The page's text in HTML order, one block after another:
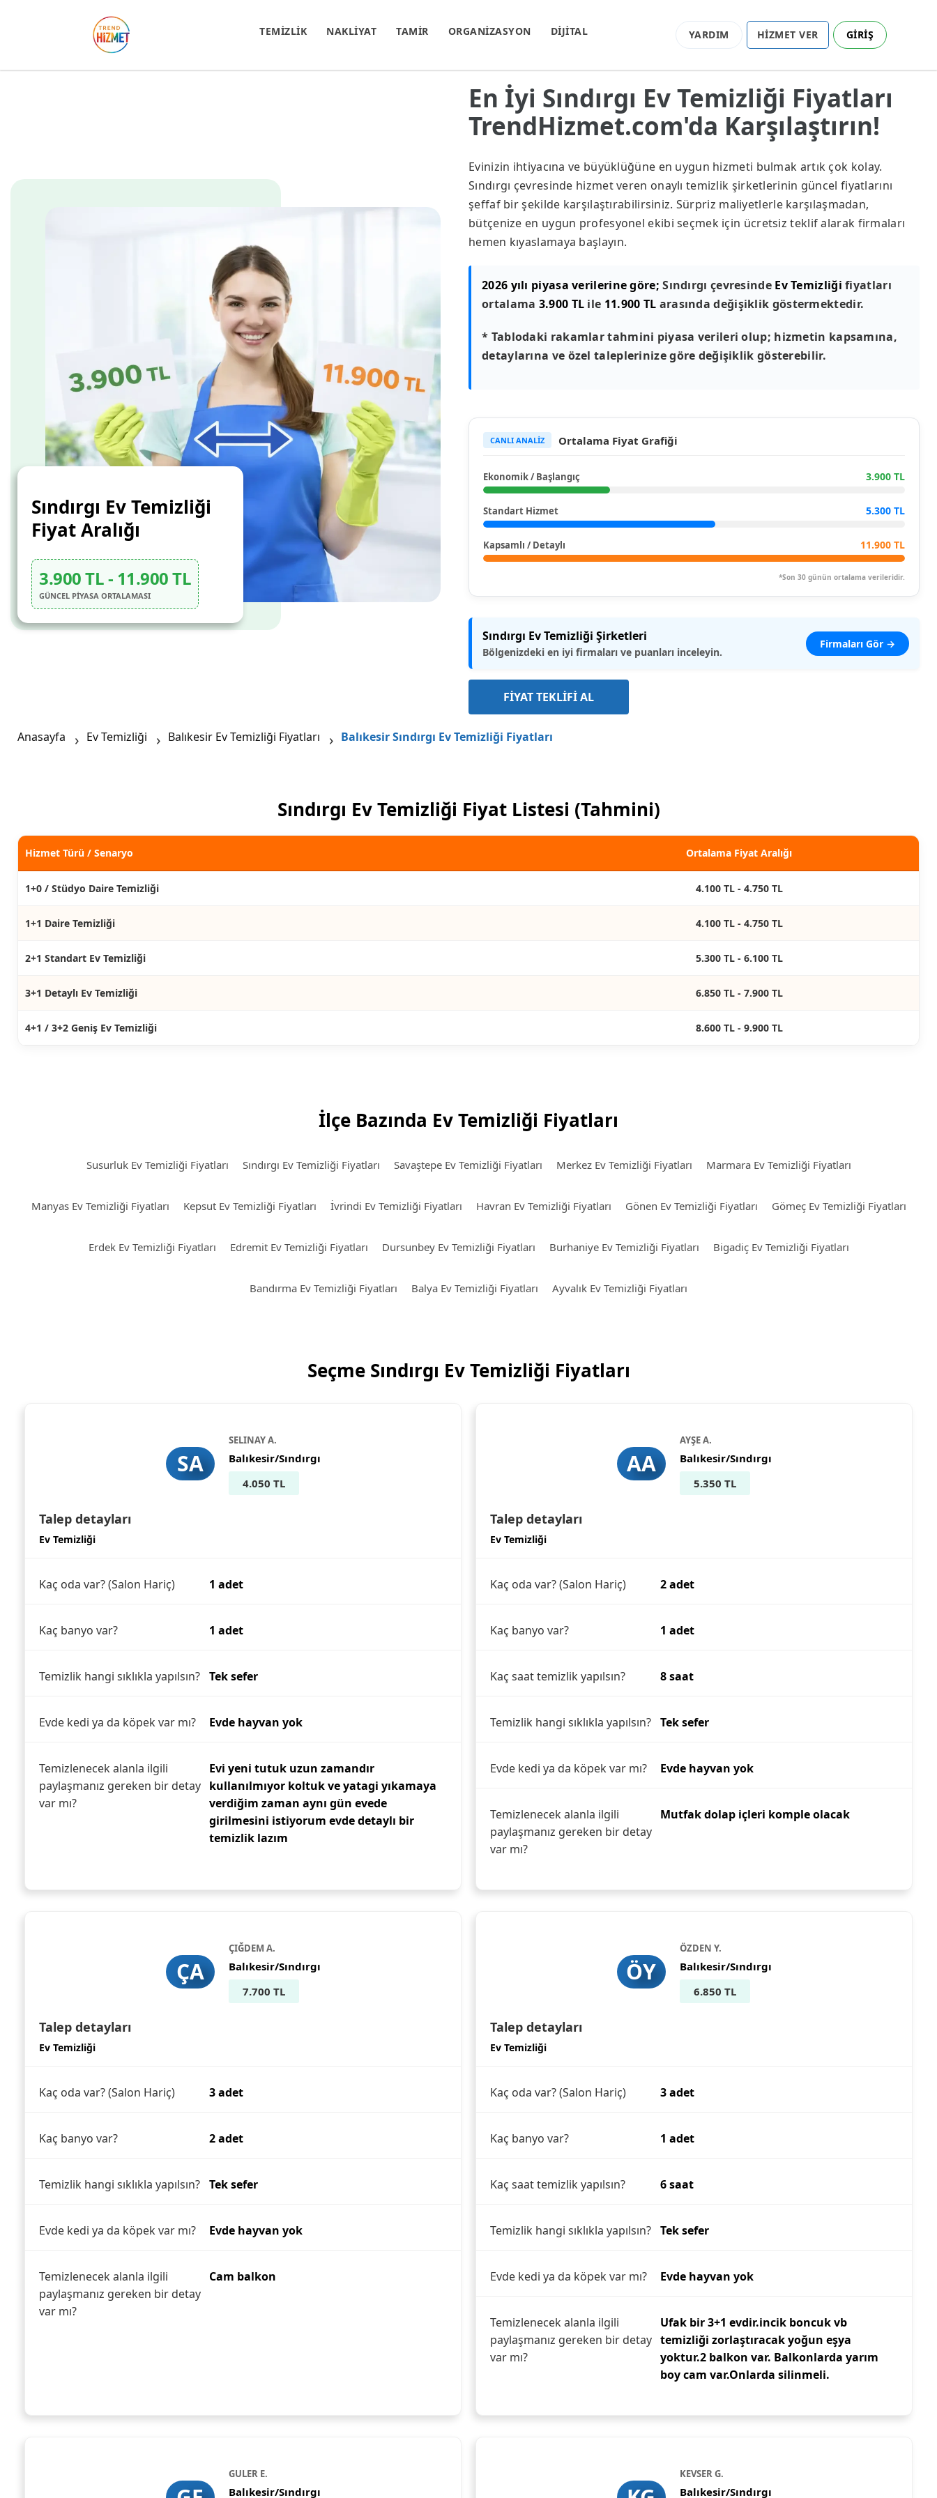
TEMİZLİK NAKLİYAT TAMİR ORGANİZASYON DİJİTAL YARDIM HİZMET VER GİRİŞ
En İyi Sındırgı Ev Temizliği Fiyatları
TrendHizmet.com'da Karşılaştırın!
Evinizin ihtiyacına ve büyüklüğüne en uygun hizmeti bulmak artık çok kolay.
Sındırgı çevresinde hizmet veren onaylı temizlik şirketlerinin güncel fiyatlarını
şeffaf bir şekilde karşılaştırabilirsiniz. Sürpriz maliyetlerle karşılaşmadan,
bütçenize en uygun profesyonel ekibi seçmek için ücretsiz teklif alarak firmaları
hemen kıyaslamaya başlayın.
2026 yılı piyasa verilerine göre; Sındırgı çevresinde Ev Temizliği fiyatları
ortalama 3.900 TL ile 11.900 TL arasında değişiklik göstermektedir.
* Tablodaki rakamlar tahmini piyasa verileri olup; hizmetin kapsamına,
detaylarına ve özel taleplerinize göre değişiklik gösterebilir.
CANLI ANALİZ Ortalama Fiyat Grafiği
Ekonomik / Başlangıç 3.900 TL
Standart Hizmet 5.300 TL
Kapsamlı / Detaylı 11.900 TL
*Son 30 günün ortalama verileridir.
Sındırgı Ev Temizliği Şirketleri
Bölgenizdeki en iyi firmaları ve puanları inceleyin.
Firmaları Gör →
FİYAT TEKLİFİ AL
Sındırgı Ev Temizliği
Fiyat Aralığı
3.900 TL - 11.900 TL
GÜNCEL PİYASA ORTALAMASI
Anasayfa Ev Temizliği Balıkesir Ev Temizliği Fiyatları Balıkesir Sındırgı Ev Temizliği Fiyatları
Sındırgı Ev Temizliği Fiyat Listesi (Tahmini)
Hizmet Türü / Senaryo Ortalama Fiyat Aralığı
1+0 / Stüdyo Daire Temizliği 4.100 TL - 4.750 TL
1+1 Daire Temizliği 4.100 TL - 4.750 TL
2+1 Standart Ev Temizliği 5.300 TL - 6.100 TL
3+1 Detaylı Ev Temizliği 6.850 TL - 7.900 TL
4+1 / 3+2 Geniş Ev Temizliği 8.600 TL - 9.900 TL
İlçe Bazında Ev Temizliği Fiyatları
Susurluk Ev Temizliği Fiyatları Sındırgı Ev Temizliği Fiyatları Savaştepe Ev Temizliği Fiyatları Merkez Ev Temizliği Fiyatları Marmara Ev Temizliği Fiyatları
Manyas Ev Temizliği Fiyatları Kepsut Ev Temizliği Fiyatları İvrindi Ev Temizliği Fiyatları Havran Ev Temizliği Fiyatları Gönen Ev Temizliği Fiyatları Gömeç Ev Temizliği Fiyatları
Erdek Ev Temizliği Fiyatları Edremit Ev Temizliği Fiyatları Dursunbey Ev Temizliği Fiyatları Burhaniye Ev Temizliği Fiyatları Bigadiç Ev Temizliği Fiyatları
Bandırma Ev Temizliği Fiyatları Balya Ev Temizliği Fiyatları Ayvalık Ev Temizliği Fiyatları
Seçme Sındırgı Ev Temizliği Fiyatları
SA
SELINAY A.
Balıkesir/Sındırgı
4.050 TL
Talep detayları
Ev Temizliği
Kaç oda var? (Salon Hariç) 1 adet
Kaç banyo var? 1 adet
Temizlik hangi sıklıkla yapılsın? Tek sefer
Evde kedi ya da köpek var mı? Evde hayvan yok
Temizlenecek alanla ilgili
paylaşmanız gereken bir detay
var mı?
Evi yeni tutuk uzun zamandır
kullanılmıyor koltuk ve yatagi yıkamaya
verdiğim zaman aynı gün evede
girilmesini istiyorum evde detaylı bir
temizlik lazım
AA
AYŞE A.
Balıkesir/Sındırgı
5.350 TL
Talep detayları
Ev Temizliği
Kaç oda var? (Salon Hariç) 2 adet
Kaç banyo var? 1 adet
Kaç saat temizlik yapılsın? 8 saat
Temizlik hangi sıklıkla yapılsın? Tek sefer
Evde kedi ya da köpek var mı? Evde hayvan yok
Temizlenecek alanla ilgili
paylaşmanız gereken bir detay
var mı?
Mutfak dolap içleri komple olacak
ÇA
ÇIĞDEM A.
Balıkesir/Sındırgı
7.700 TL
Talep detayları
Ev Temizliği
Kaç oda var? (Salon Hariç) 3 adet
Kaç banyo var? 2 adet
Temizlik hangi sıklıkla yapılsın? Tek sefer
Evde kedi ya da köpek var mı? Evde hayvan yok
Temizlenecek alanla ilgili
paylaşmanız gereken bir detay
var mı?
Cam balkon
ÖY
ÖZDEN Y.
Balıkesir/Sındırgı
6.850 TL
Talep detayları
Ev Temizliği
Kaç oda var? (Salon Hariç) 3 adet
Kaç banyo var? 1 adet
Kaç saat temizlik yapılsın? 6 saat
Temizlik hangi sıklıkla yapılsın? Tek sefer
Evde kedi ya da köpek var mı? Evde hayvan yok
Temizlenecek alanla ilgili
paylaşmanız gereken bir detay
var mı?
Ufak bir 3+1 evdir.incik boncuk vb
temizliği zorlaştıracak yoğun eşya
yoktur.2 balkon var. Balkonlarda yarım
boy cam var.Onlarda silinmeli.
GULER E.
Balıkesir/Sındırgı
KEVSER G.
Balıkesir/Sındırgı